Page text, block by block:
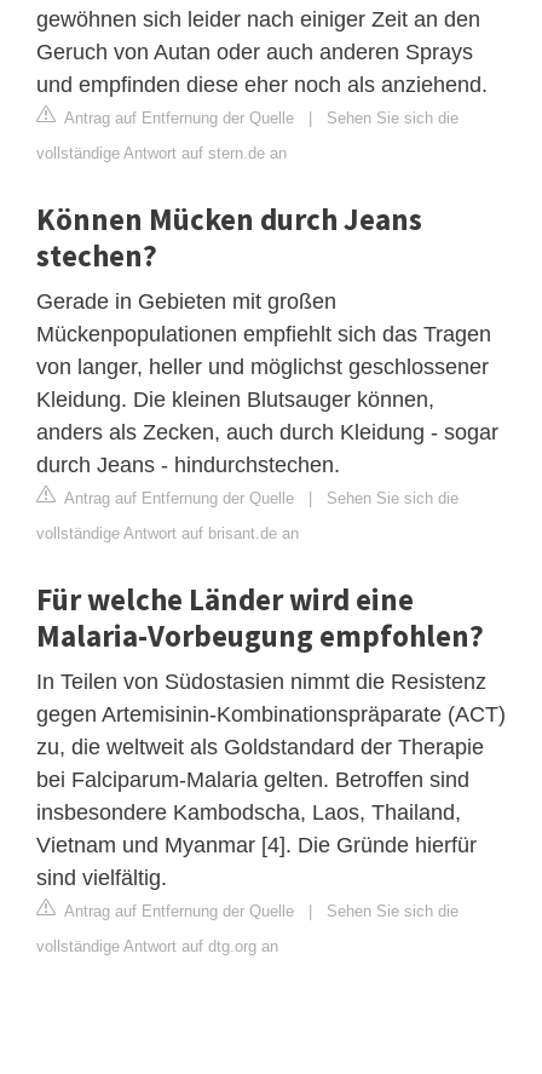
gewöhnen sich leider nach einiger Zeit an den
Geruch von Autan oder auch anderen Sprays
und empfinden diese eher noch als anziehend.
Antrag auf Entfernung der Quelle | Sehen Sie sich die
vollständige Antwort auf stern.de an
Können Mücken durch Jeans
stechen?
Gerade in Gebieten mit großen
Mückenpopulationen empfiehlt sich das Tragen
von langer, heller und möglichst geschlossener
Kleidung. Die kleinen Blutsauger können,
anders als Zecken, auch durch Kleidung - sogar
durch Jeans - hindurchstechen.
Antrag auf Entfernung der Quelle | Sehen Sie sich die
vollständige Antwort auf brisant.de an
Für welche Länder wird eine
Malaria-Vorbeugung empfohlen?
In Teilen von Südostasien nimmt die Resistenz
gegen Artemisinin-Kombinationspräparate (ACT)
zu, die weltweit als Goldstandard der Therapie
bei Falciparum-Malaria gelten. Betroffen sind
insbesondere Kambodscha, Laos, Thailand,
Vietnam und Myanmar [4]. Die Gründe hierfür
sind vielfältig.
Antrag auf Entfernung der Quelle | Sehen Sie sich die
vollständige Antwort auf dtg.org an